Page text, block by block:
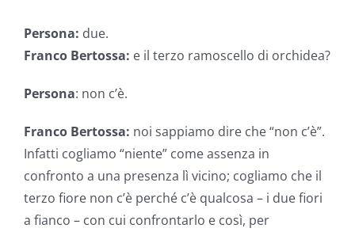
Persona: due.
Franco Bertossa: e il terzo ramoscello di orchidea?
Persona: non c’è.
Franco Bertossa: noi sappiamo dire che “non c’è”.
Infatti cogliamo “niente” come assenza in
confronto a una presenza lì vicino; cogliamo che il
terzo fiore non c’è perché c’è qualcosa – i due fiori
a fianco – con cui confrontarlo e così, per